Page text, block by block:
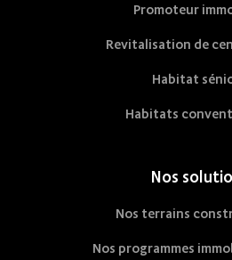
Promoteur
Revitalisation de
Habitat
Habitats
Nos
Nos terrains
Nos programmes